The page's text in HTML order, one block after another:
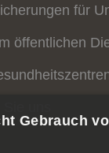
für
öffentlichen
Gebrauch